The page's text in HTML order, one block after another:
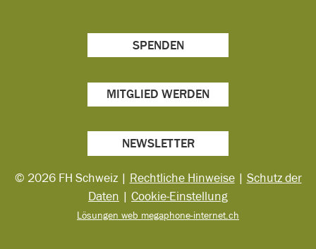
SPENDEN
MITGLIED WERDEN
NEWSLETTER
© 2026 FH Schweiz | Rechtliche Hinweise| Schutz der
Daten | Cookie-Einstellung
Lösungen web megaphone-internet.ch